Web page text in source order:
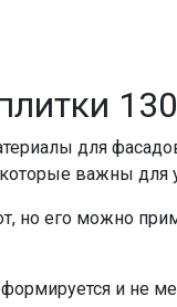
для
важны для
но его можно
и не